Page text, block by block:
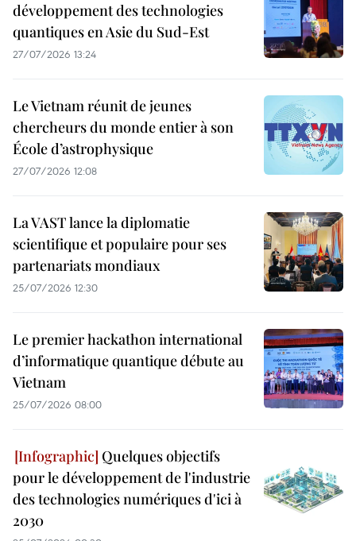
développement des technologies
quantiques en Asie du Sud-Est
27/07/2026 13:24
Le Vietnam réunit de jeunes
chercheurs du monde entier à son
École d’astrophysique
27/07/2026 12:08
La VAST lance la diplomatie
scientifique et populaire pour ses
partenariats mondiaux
25/07/2026 12:30
Le premier hackathon international
d’informatique quantique débute au
Vietnam
25/07/2026 08:00
Quelques objectifs
pour le développement de l'industrie
des technologies numériques d'ici à
2030